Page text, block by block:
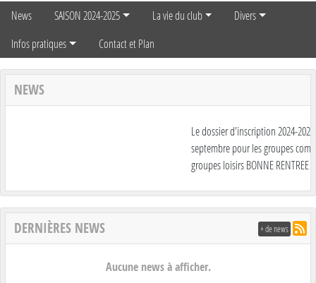
News SAISON 2024-2025 La vie du club
Divers
Infos pratiques
Contact et Plan
NEWS
Le dossier d'inscription 2024-
septembre pour les groupes
groupes loisirs BONNE RENTREE A
DERNIÈRES NEWS
Aucune news à afficher.
+ de news